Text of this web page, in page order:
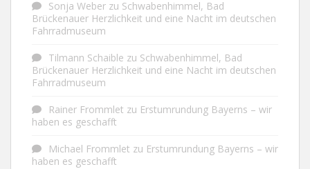
Sonja Weber zu Schwabenhimmel, Bad
Brückenauer Herzlichkeit und eine Nacht im deutschen
Fahrradmuseum
Tilmann Schaible zu Schwabenhimmel, Bad
Brückenauer Herzlichkeit und eine Nacht im deutschen
Fahrradmuseum
Rainer Frommlet zu Erstumrundung Bayerns – wir
haben es geschafft
Michael Frommlet zu Erstumrundung Bayerns – wir
haben es geschafft